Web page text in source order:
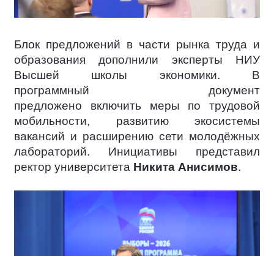
Блок предложений в части рынка труда и
образования дополнили эксперты НИУ
Высшей школы экономики. В
программный документ
предложено включить меры по трудовой
мобильности, развитию экосистемы
вакансий и расширению сети молодёжных
лабораторий. Инициативы представил
ректор университета Никита Анисимов.